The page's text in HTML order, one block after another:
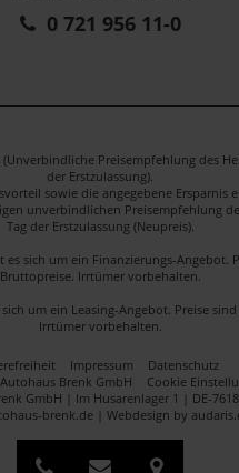
0 721 956 11-0
Preisempfehlung des
der Erstzulassung).
sowie die angegebene Ersparnis
unverbindlichen Preisempfehlung
Tag der Erstzulassung (Neupreis).
es sich um ein Finanzierungs-Angebot.
Bruttopreise. Irrtümer vorbehalten.
um ein Leasing-Angebot. Preise sind
Irrtümer vorbehalten.
Impressum
Datenschutz
Brenk GmbH
Cookie
GmbH | Im Husarenlager 1 | DE-
brenk.de | Webdesign by